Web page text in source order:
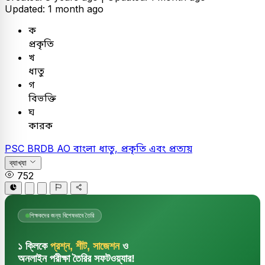
Updated: 1 month ago
ক
প্রকৃতি
খ
ধাতু
গ
বিভক্তি
ঘ
কারক
PSC BRDB AO বাংলা ধাতু, প্রকৃতি এবং প্রত্যয়
ব্যাখ্যা
752
শিক্ষকদের জন্য বিশেষভাবে তৈরি
১ ক্লিকে প্রশ্ন, শীট, সাজেশনও
অনলাইন পরীক্ষা তৈরির সফটওয়্যার!